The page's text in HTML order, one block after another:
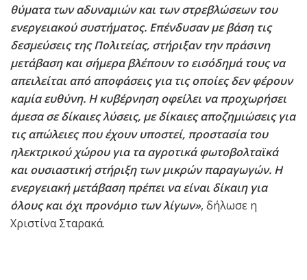
θύματα των αδυναμιών και των στρεβλώσεων του
ενεργειακού συστήματος. Επένδυσαν με βάση τις
δεσμεύσεις της Πολιτείας, στήριξαν την πράσινη
μετάβαση και σήμερα βλέπουν το εισόδημά τους να
απειλείται από αποφάσεις για τις οποίες δεν φέρουν
καμία ευθύνη. Η κυβέρνηση οφείλει να προχωρήσει
άμεσα σε δίκαιες λύσεις, με δίκαιες αποζημιώσεις για
τις απώλειες που έχουν υποστεί, προστασία του
ηλεκτρικού χώρου για τα αγροτικά φωτοβολταϊκά
και ουσιαστική στήριξη των μικρών παραγωγών. Η
ενεργειακή μετάβαση πρέπει να είναι δίκαιη για
όλους και όχι προνόμιο των λίγων», δήλωσε η
Χριστίνα Σταρακά.